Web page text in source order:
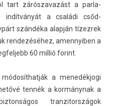
tart zárós­zavazást a par­la­
indítványát a családi csőd­
szándéka alapján tízez­rek
re­ndezéséhez, amen­nyib­en a
60 millió forint.
a menedékjogi
tennék a kormánynak a
tran­zitországok